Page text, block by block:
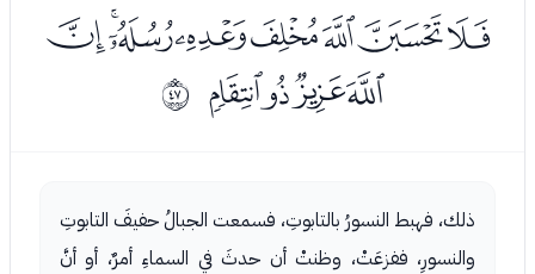
ﮔﮕﮖﮗﮘﮙﮚﮛ
ﮜﮝﮞﮟ ﰮ
ذلك، فهبط النسورُ بالتابوتِ، فسمعت الجبالُ حفيفَ التابوتِ
والنسورِ، ففزعَتْ، وظنتْ أن حدثَ في السماءِ أمرٌ، أو أنَّ